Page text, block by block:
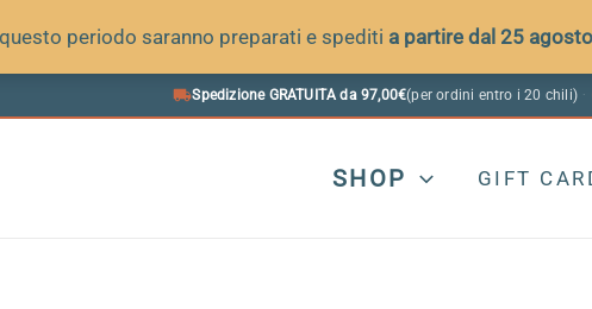
periodo saranno preparati e spediti a partire dal 25 agosto
Spedizione GRATUITA da 97,00€(per ordini entro i 20 chili) ·
SHOP GIFT